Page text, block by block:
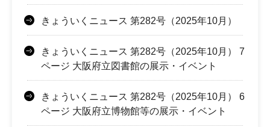
きょういくニュース 第282号（2025年10月）
きょういくニュース 第282号（2025年10月） 7
ページ 大阪府立図書館の展示・イベント
きょういくニュース 第282号（2025年10月） 6
ページ 大阪府立博物館等の展示・イベント